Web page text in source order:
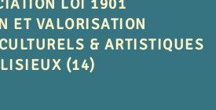
LOI 1901
ET VALORISATION
& ARTISTIQUES
(14)